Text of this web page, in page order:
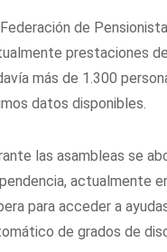
de
prestaciones
más de 1.300
datos disponibles.
las asambleas se
actualmente
para acceder a
de grados de